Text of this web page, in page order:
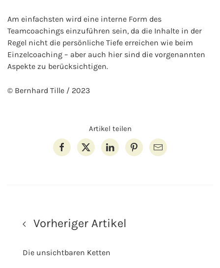
Am einfachsten wird eine interne Form des
Teamcoachings einzuführen sein, da die Inhalte in der
Regel nicht die persönliche Tiefe erreichen wie beim
Einzelcoaching – aber auch hier sind die vorgenannten
Aspekte zu berücksichtigen.
© Bernhard Tille / 2023
Artikel teilen
Vorheriger Artikel
Die unsichtbaren Ketten